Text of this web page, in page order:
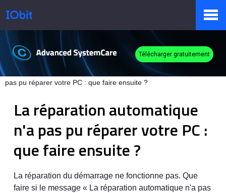
Produits
Centre de presse
Support
Télécharger gratuitement
IObit Base de connaissances
La réparation automatique n'a
pas pu réparer votre PC : que faire ensuite ?
La réparation automatique
n'a pas pu réparer votre PC :
que faire ensuite ?
La réparation du démarrage ne fonctionne pas. Que
faire si le message « La réparation automatique n'a pas